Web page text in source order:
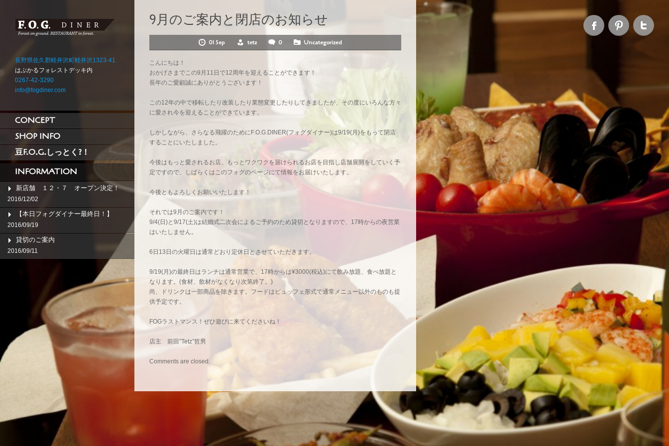
長野県佐久郡軽井沢町軽井沢1323-41
はぶかるフォレストデッキ内
0267-42-3290
info@fogdiner.com
CONCEPT
SHOP INFO
豆F.O.G.しっとく?！
INFORMATION
新店舗 １２・７ オープン決定！
2016/12/02
【本日フォグダイナー最終日！】
2016/09/19
貸切のご案内
2016/09/11
9月のご案内と閉店のお知らせ
01 Sep tetz 0 Uncategorized
こんにちは！
おかげさまでこの9月11日で12周年を迎えることができます！
長年のご愛顧誠にありがとうございます！
この12年の中で移転したり改装したり業態変更したりしてきましたが、その度にいろんな方々
に愛され今を迎えることができています。
しかしながら、さらなる飛躍のためにF.O.G.DINER(フォグダイナー)は9/19(月)をもって閉店
することにいたしました。
今後はもっと愛されるお店、もっとワクワクを届けられるお店を目指し店舗展開をしていく予
定ですので、しばらくはこのフォグのページにて情報をお届けいたします。
今後ともよろしくお願いいたします！
それでは9月のご案内です！
9/4(日)と9/17(土)は結婚式二次会によるご予約のため貸切となりますので、17時からの夜営業
はいたしません。
6日13日の火曜日は通常どおり定休日とさせていただきます。
9/19(月)の最終日はランチは通常営業で、17時からは¥3000(税込)にて飲み放題、食べ放題と
なります。(食材、飲材がなくなり次第終了。)
尚、ドリンクは一部商品を除きます。フードはビュッフェ形式で通常メニュー以外のものも提
供予定です。
FOGラストマンス！ぜひ遊びに来てくださいね！
店主 前田”Tetz”哲男
Comments are closed.